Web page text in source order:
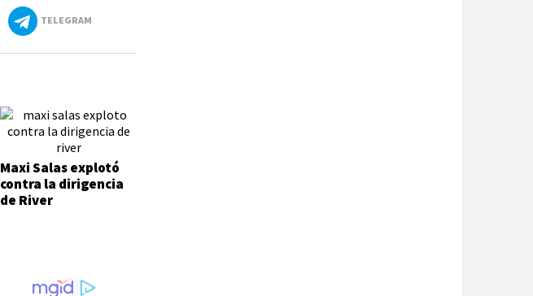
TELEGRAM
Maxi Salas explotó
contra la dirigencia
de River